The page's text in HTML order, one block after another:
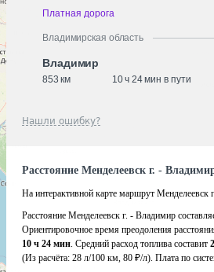
Платная дорога
Владимирская область
Владимир
853 км 10 ч 24 мин в пути
Нашли ошибку?
Расстояние Менделеевск г. -
На интерактивной карте маршрут Менделеевск
Расстояние Менделеевск г. - Владимир
Ориентировочное время преодоления
10 ч 24 мин. Средний расход топлива составит
(Из расчёта: 28 л/100 км, 80 ₽/л). Плата по